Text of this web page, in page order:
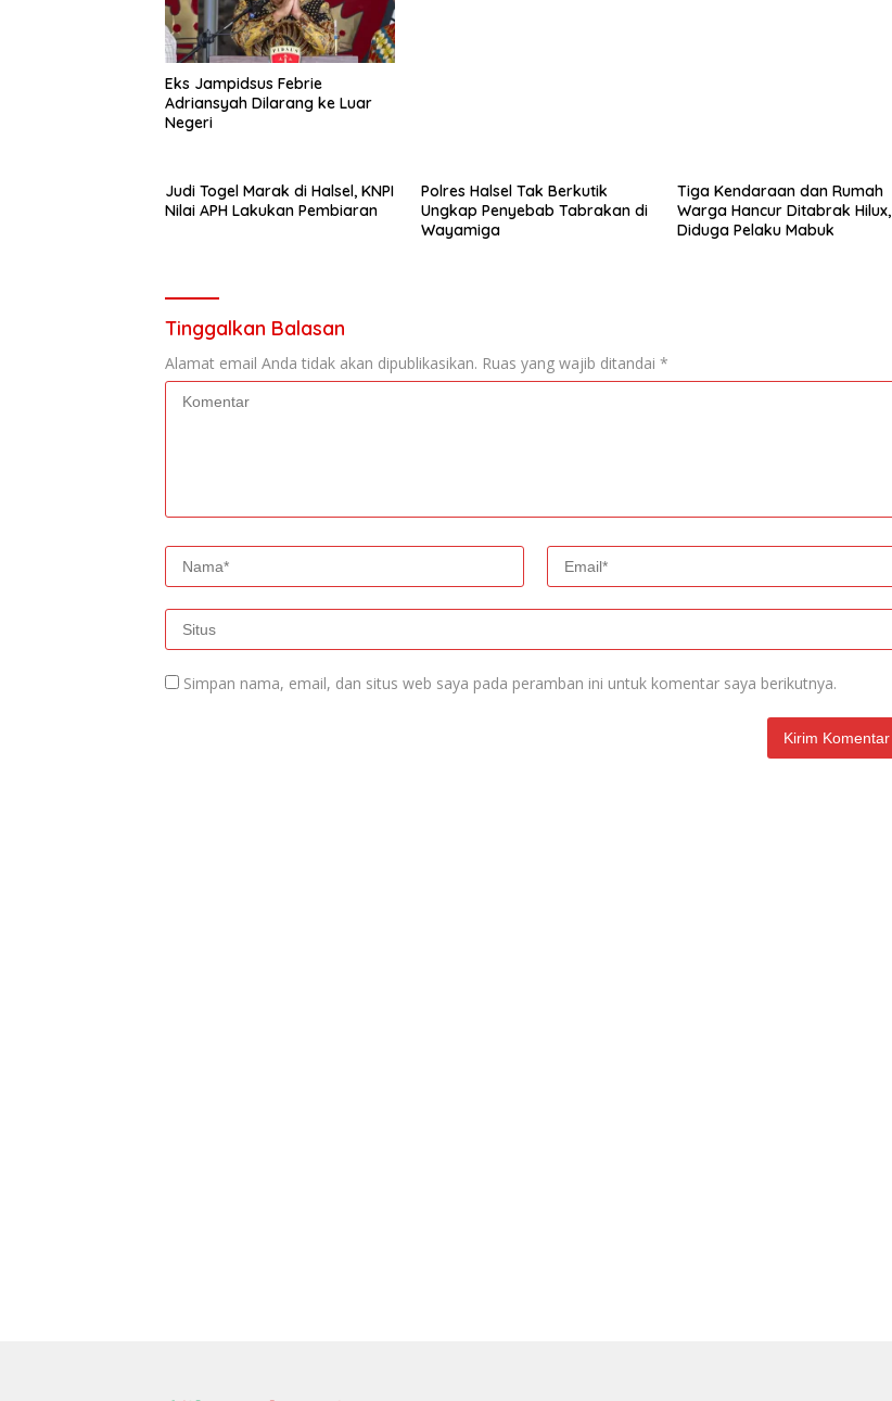
Eks Jampidsus Febrie
Adriansyah Dilarang ke Luar
Negeri
Judi Togel Marak di Halsel, KNPI
Nilai APH Lakukan Pembiaran
Polres Halsel Tak Berkutik
Ungkap Penyebab Tabrakan di
Wayamiga
Tiga Kendaraan dan Rumah
Warga Hancur Ditabrak Hilux,
Diduga Pelaku Mabuk
Tinggalkan Balasan
Alamat email Anda tidak akan dipublikasikan. Ruas yang wajib ditandai *
Simpan nama, email, dan situs web saya pada peramban ini untuk komentar saya berikutnya.